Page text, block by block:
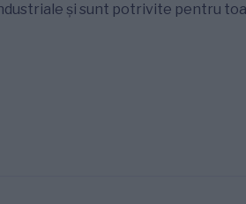
și sunt potrivite pentru